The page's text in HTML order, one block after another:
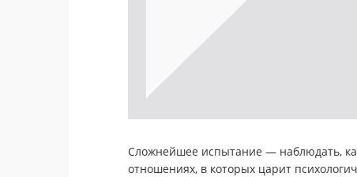
Сложнейшее испытание — наблюдать,
отношениях, в которых царит